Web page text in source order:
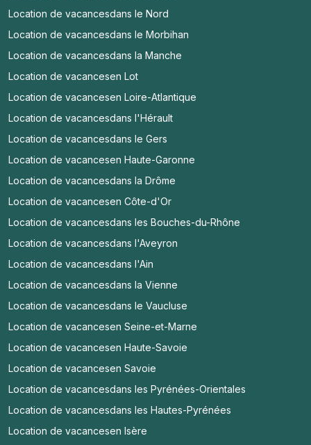
Location de vacancesdans le Nord
Location de vacancesdans le Morbihan
Location de vacancesdans la Manche
Location de vacancesen Lot
Location de vacancesen Loire-Atlantique
Location de vacancesdans l'Hérault
Location de vacancesdans le Gers
Location de vacancesen Haute-Garonne
Location de vacancesdans la Drôme
Location de vacancesen Côte-d'Or
Location de vacancesdans les Bouches-du-Rhône
Location de vacancesdans l'Aveyron
Location de vacancesdans l'Ain
Location de vacancesdans la Vienne
Location de vacancesdans le Vaucluse
Location de vacancesen Seine-et-Marne
Location de vacancesen Haute-Savoie
Location de vacancesen Savoie
Location de vacancesdans les Pyrénées-Orientales
Location de vacancesdans les Hautes-Pyrénées
Location de vacancesen Isère